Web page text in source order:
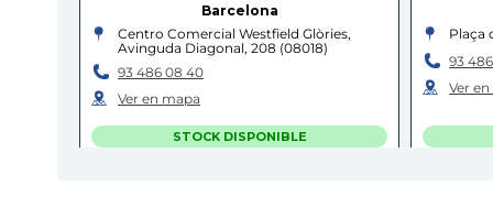
Barcelona
Centro Comercial Westfield Glòries,
Avinguda Diagonal, 208 (08018)
93 486 08 40
Ver en mapa
STOCK DISPONIBLE
Plaça
93
Ver